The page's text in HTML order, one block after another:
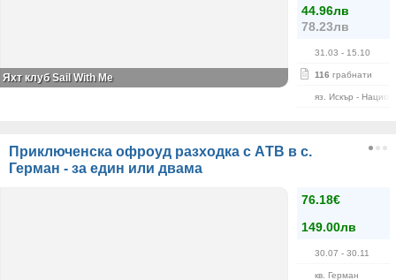
44.96лв
78.23лв
31.03 - 15.10
116 грабнати
яз. Искър -
Яхт клуб Sail With Me
Приключенска офроуд разходкa с АTВ в с.
Герман - за един или двама
76.18€
149.00лв
30.07 - 30.11
кв. Герман